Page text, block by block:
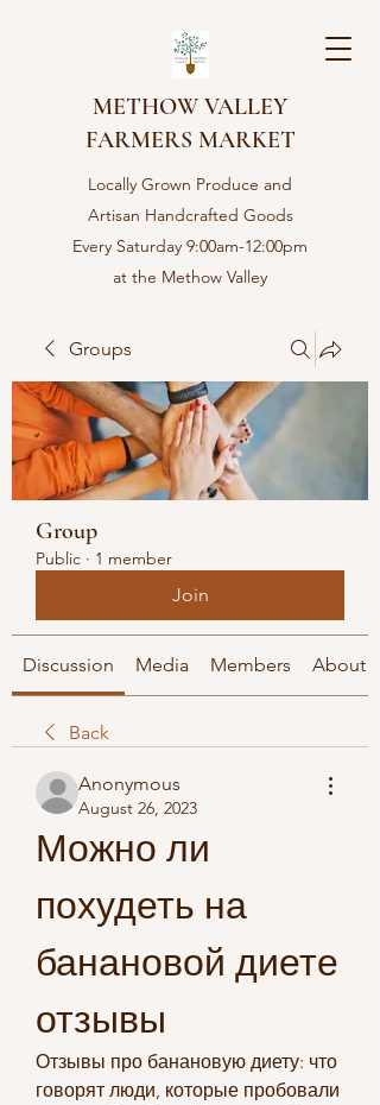
METHOW VALLEY
FARMERS MARKET
Locally Grown Produce and
Artisan Handcrafted Goods
Every Saturday 9:00am-12:00pm
at the Methow Valley
Groups
Group
Public · 1 member
Join
Discussion Media Members About
Back
Anonymous
August 26, 2023
Можно ли
похудеть на
банановой диете
отзывы
Отзывы про банановую диету: что
говорят люди, которые пробовали